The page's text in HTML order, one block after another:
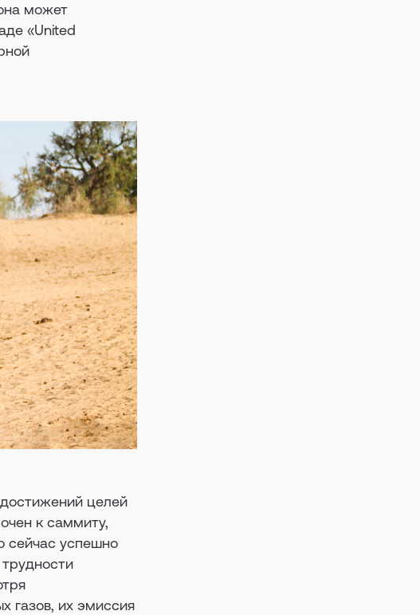
может
«United
целей
к саммиту,
сейчас успешно
трудности
газов, их эмиссия